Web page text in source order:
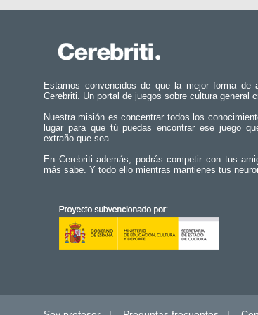
Estamos convencidos de que la mejor forma de
Cerebriti. Un portal de juegos sobre cultura general
Nuestra misión es concentrar todos los
lugar para que tú puedas encontrar ese juego
extraño que sea.
En Cerebriti además, podrás competir con tus
más sabe. Y todo ello mientras mantienes tus